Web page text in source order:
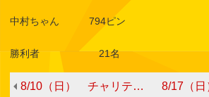
中村ちゃん 794ピン
勝利者 21名
8/10（日） チャリティーボウリング with門奈プロ＆大久スタッフ